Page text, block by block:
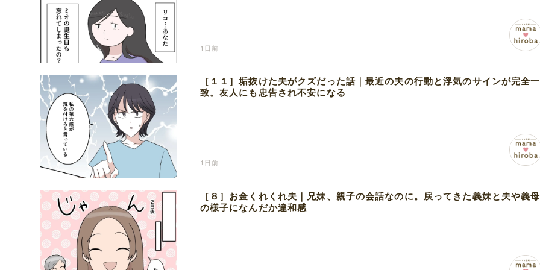
1日前
［１１］垢抜けた夫がクズだった話｜最近の夫の行動と浮気のサインが完全一
致。友人にも忠告され不安になる
1日前
［８］お金くれくれ夫｜兄妹、親子の会話なのに。戻ってきた義妹と夫や義母
の様子になんだか違和感